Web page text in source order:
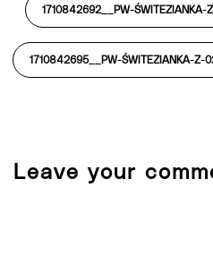
1710842692__PW-
1710842695__PW-ŚWITEZIANKA-Z-
Leave your